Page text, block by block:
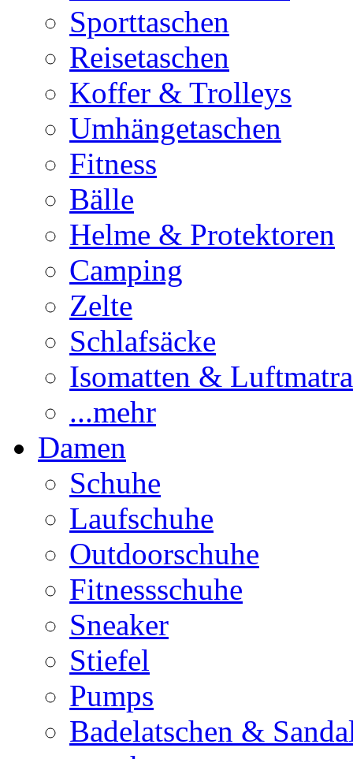
Sporttaschen
Reisetaschen
Koffer & Trolleys
Umhängetaschen
Fitness
Bälle
Helme & Protektoren
Camping
Zelte
Schlafsäcke
Isomatten &
...mehr
Damen
Schuhe
Laufschuhe
Outdoorschuhe
Fitnessschuhe
Sneaker
Stiefel
Pumps
Badelatschen &